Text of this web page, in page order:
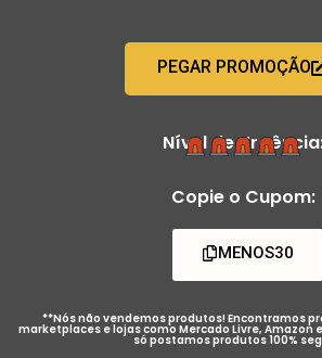
PEGAR PROMOÇÃO
Nível de
Copie o Cupom:
MENOS30
**Nós não vendemos produtos! Encontramos
marketplaces e lojas como Mercado Livre, Amazon
só postamos produtos 100%